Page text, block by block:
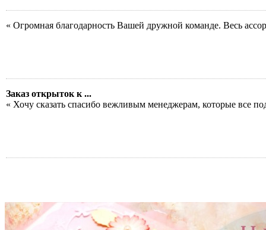
« Огромная благодарность Вашей дружной команде. Весь
Заказ открыток к ...
« Хочу сказать спасибо вежливым менеджерам, которые все